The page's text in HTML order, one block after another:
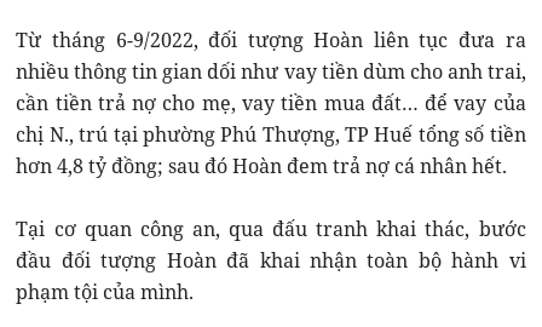
Từ tháng 6-9/2022, đối tượng Hoàn liên tục đưa ra
nhiều thông tin gian dối như vay tiền dùm cho anh trai,
cần tiền trả nợ cho mẹ, vay tiền mua đất… để vay của
chị N., trú tại phường Phú Thượng, TP Huế tổng số tiền
hơn 4,8 tỷ đồng; sau đó Hoàn đem trả nợ cá nhân hết.
Tại cơ quan công an, qua đấu tranh khai thác, bước
đầu đối tượng Hoàn đã khai nhận toàn bộ hành vi
phạm tội của mình.